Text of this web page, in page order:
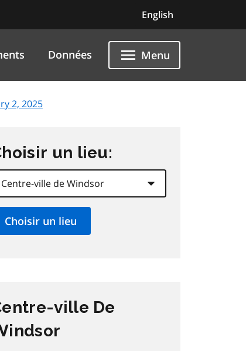
English
Données Menu
2, 2025
un lieu:
ville De